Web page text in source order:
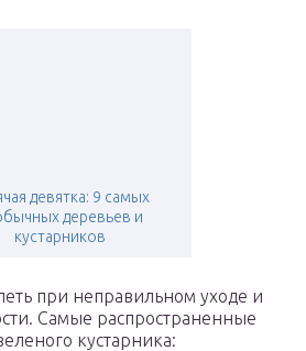
девятка: 9 самых
деревьев и
кустарников
при неправильном уходе и
Самые распространенные
кустарника: